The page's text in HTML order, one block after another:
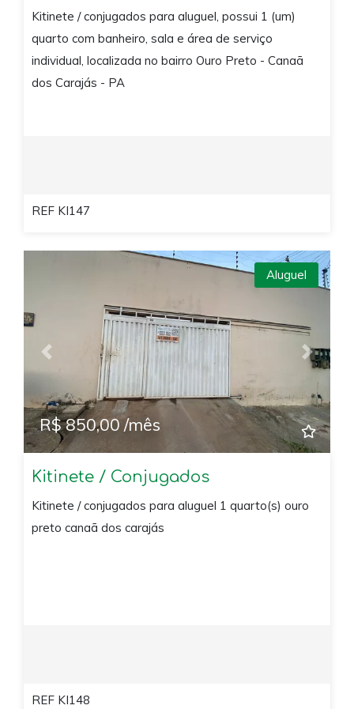
Kitinete / conjugados para aluguel, possui 1 (um)
quarto com banheiro, sala e área de serviço
individual, localizada no bairro Ouro Preto - Canaã
dos Carajás - PA
REF KI147
Previous Next
Aluguel
R$ 850,00 /mês
Kitinete / Conjugados
Kitinete / conjugados para aluguel 1 quarto(s) ouro
preto canaã dos carajás
REF KI148